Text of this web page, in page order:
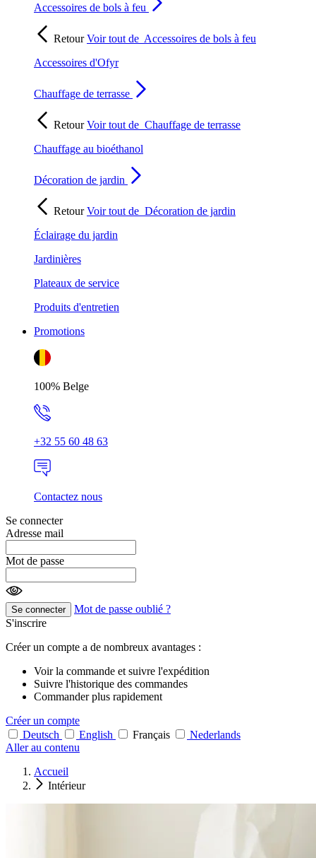
Accessoires de bols à feu
RetourVoir tout de Accessoires de bols à feu
Accessoires d'Ofyr
Chauffage de terrasse
RetourVoir tout de Chauffage de terrasse
Chauffage au bioéthanol
Décoration de jardin
RetourVoir tout de Décoration de jardin
Éclairage du jardin
Jardinières
Plateaux de service
Produits d'entretien
Promotions
100% Belge
+32 55 60 48 63
Contactez nous
Se connecter
Adresse mail
Mot de passe
Se connecter
Mot de passe oublié ?
S'inscrire
Créer un compte a de nombreux avantages :
Voir la commande et suivre l'expédition
Suivre l'historique des commandes
Commander plus rapidement
Créer un compte
Deutsch
English Français
Nederlands
Aller au contenu
Accueil
Intérieur